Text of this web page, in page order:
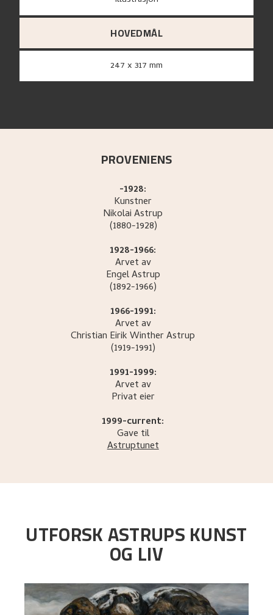
HOVEDMÅL
247 x 317 mm
PROVENIENS
-1928:
Kunstner
NikolaiAstrup
(1880-1928)
1928-1966:
Arvet av
EngelAstrup
(1892-1966)
1966-1991:
Arvet av
Christian Eirik WintherAstrup
(1919-1991)
1991-1999:
Arvet av
Privat eier
1999-current:
Gave til
Astruptunet
UTFORSK ASTRUPS KUNST
OG LIV